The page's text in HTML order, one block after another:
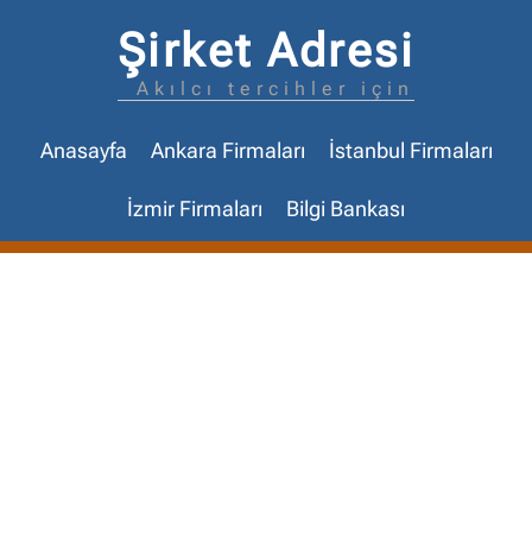
Şirket Adresi
Akılcı tercihler için
Anasayfa Ankara Firmaları İstanbul Firmaları
İzmir Firmaları Bilgi Bankası